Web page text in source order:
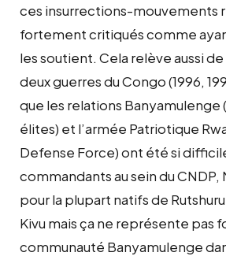
ces insurrections-mouvements
fortement critiqués comme
les soutient. Cela relève aussi
deux guerres du Congo (1996,
que les relations Banyamulenge
élites) et l’armée Patriotique
Defense Force) ont été si
commandants au sein du CNDP,
pour la plupart natifs de
Kivu mais ça ne représente pas
communauté Banyamulenge